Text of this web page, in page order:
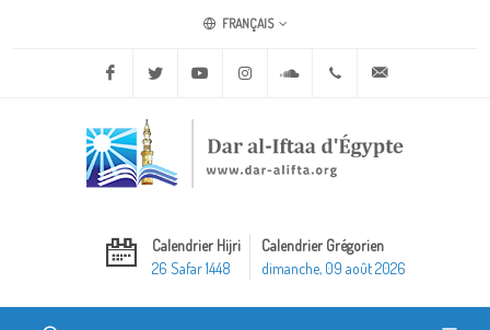
FRANÇAIS
Facebook Twitter Youtube Instagram Soundcloud+20 2 25970400
Calendrier Hijri
26 Safar 1448
Calendrier Grégorien
dimanche, 09 août 2026